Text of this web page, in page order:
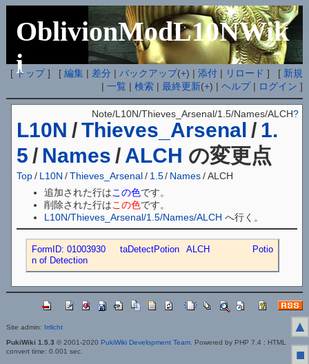
OblivionModL10NWik
i
[ トップ] [編集 | 差分 |バックアップ(+) |添付 | リロード ] [ 新規
|一覧 |検索 |最終更新(+) |ヘルプ| ログイン ]
L10N /Thieves_Arsenal / 1.
5 / Names / ALCH の変更点
Note/L10N/Thieves_Arsenal/1.5/Names/ALCH?
Top / L10N /Thieves_Arsenal/ 1.5/ Names /ALCH
追加された行はこの色です。
削除された行はこの色です。
L10N/Thieves_Arsenal/1.5/Names/ALCH へ行く。
FormID: 01003930	taDetectPotion	ALCH	 	Potio
n of Detection
Site admin: Irrlicht
PukiWiki 1.5.3 © 2001-2020 PukiWiki Development Team. Powered by PHP 7.4 : HTML
convert time: 0.001 sec.
▲
■